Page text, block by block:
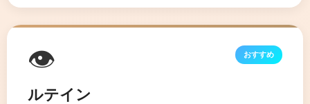
👁️ おすすめ
ルテイン